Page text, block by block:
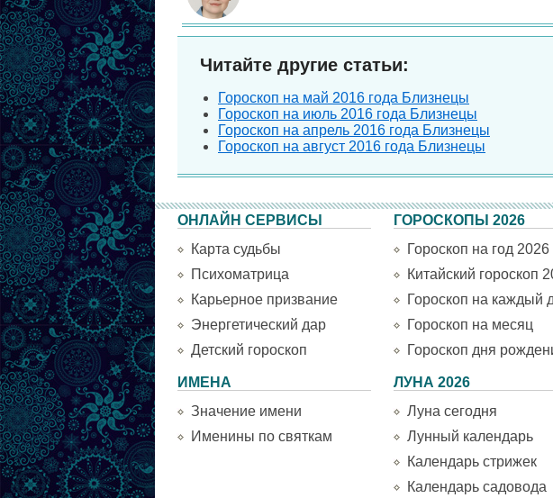
Читайте другие статьи:
Гороскоп на май 2016 года Близнецы
Гороскоп на июль 2016 года Близнецы
Гороскоп на апрель 2016 года Близнецы
Гороскоп на август 2016 года Близнецы
ОНЛАЙН СЕРВИСЫ
Карта судьбы
Психоматрица
Карьерное призвание
Энергетический дар
Детский гороскоп
ИМЕНА
Значение имени
Именины по святкам
ГОРОСКОПЫ 2026
Гороскоп на год 2026
Китайский гороскоп
Гороскоп на каждый
Гороскоп на месяц
Гороскоп дня
ЛУНА 2026
Луна сегодня
Лунный календарь
Календарь стрижек
Календарь садовода